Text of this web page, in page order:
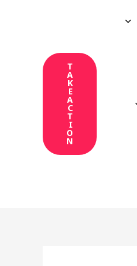
T
A
K
E
A
C
T
I
O
N